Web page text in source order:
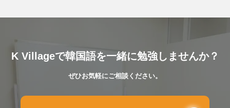
K Villageで韓国語を一緒に勉強しませんか？
ぜひお気軽にご相談ください。